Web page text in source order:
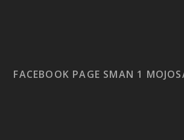
FACEBOOK PAGE SMAN 1